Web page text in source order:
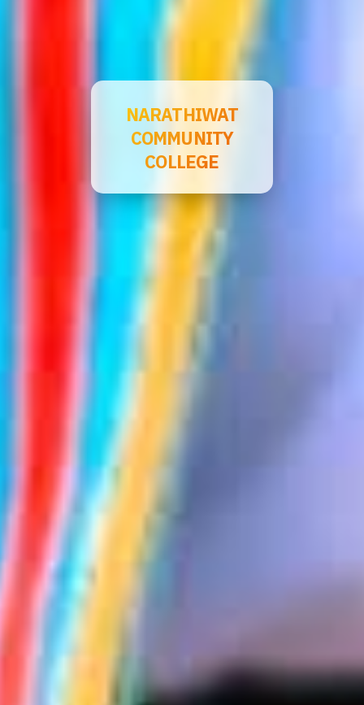
NARATHIWAT
COMMUNITY
COLLEGE